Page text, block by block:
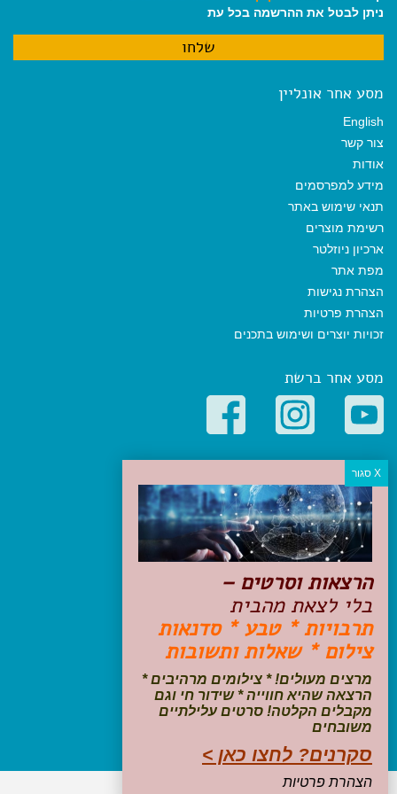
ניתן לבטל את ההרשמה בכל עת
מסע אחר אונליין
English
צור קשר
אודות
מידע למפרסמים
תנאי שימוש באתר
רשימת מוצרים
ארכיון ניוזלטר
מפת אתר
הצהרת נגישות
הצהרת פרטיות
זכויות יוצרים ושימוש בתכנים
מסע אחר ברשת
קטגוריות פופולריות
יעדים
טיולים בישראל
מלונות בוטיק בישראל
טיפים והמלצות
הכנות לנסיעה
טיולי ג'יפים
טיולים עם ילדים
שייט, הפלגות, קרוזים
עקבו אחרינו בפייסבוק
הרצאות וסרטים –
בלי לצאת מהבית
תרבויות * טבע * סדנאות
צילום * שאלות ותשובות
מרצים מעולים! * צילומים מרהיבים *
הרצאה שהיא חווייה * שידור חי וגם
מקבלים הקלטה! סרטים עלילתיים
משובחים
סקרנים? לחצו כאן >
הצהרת פרטיות